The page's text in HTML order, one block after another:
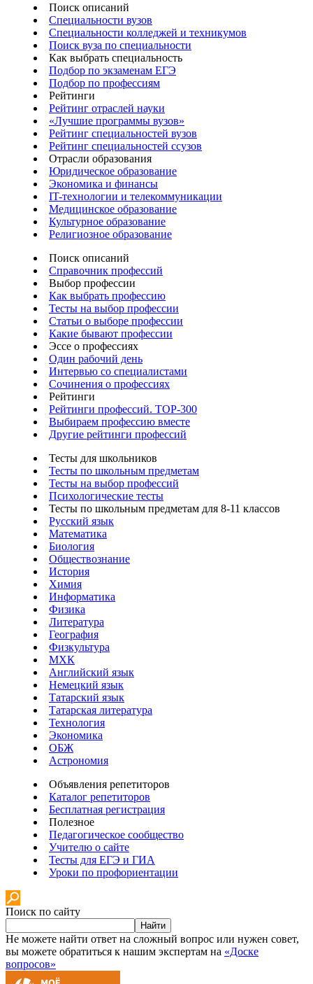
Поиск описаний
Специальности вузов
Специальности колледжей и техникумов
Поиск вуза по специальности
Как выбрать специальность
Подбор по экзаменам ЕГЭ
Подбор по профессиям
Рейтинги
Рейтинг отраслей науки
«Лучшие программы вузов»
Рейтинг специальностей вузов
Рейтинг специальностей ссузов
Отрасли образования
Юридическое образование
Экономика и финансы
IT-технологии и телекоммуникации
Медицинское образование
Культурное образование
Религиозное образование
Поиск описаний
Справочник профессий
Выбор профессии
Как выбрать профессию
Тесты на выбор профессии
Статьи о выборе профессии
Какие бывают профессии
Эссе о профессиях
Один рабочий день
Интервью со специалистами
Сочинения о профессиях
Рейтинги
Рейтинги профессий. TOP-300
Выбираем профессию вместе
Другие рейтинги профессий
Тесты для школьников
Тесты по школьным предметам
Тесты на выбор профессий
Психологические тесты
Тесты по школьным предметам для 8-11 классов
Русский язык
Математика
Биология
Обществознание
История
Химия
Информатика
Физика
Литература
География
Физкультура
МХК
Английский язык
Немецкий язык
Татарский язык
Татарская литература
Технология
Экономика
ОБЖ
Астрономия
Объявления репетиторов
Каталог репетиторов
Бесплатная регистрация
Полезное
Педагогическое сообщество
Учителю о сайте
Тесты для ЕГЭ и ГИА
Уроки по профориентации
Поиск по сайту
Найти
Не можете найти ответ на сложный вопрос или нужен совет,
вы можете обратиться к нашим экспертам на «Доске
вопросов»